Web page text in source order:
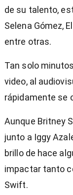
de su talento,
Selena Gómez,
entre otras.
Tan solo
video, al
rápidamente se
Aunque Britney
junto a Iggy
brillo de hace
impactar tanto
Swift.